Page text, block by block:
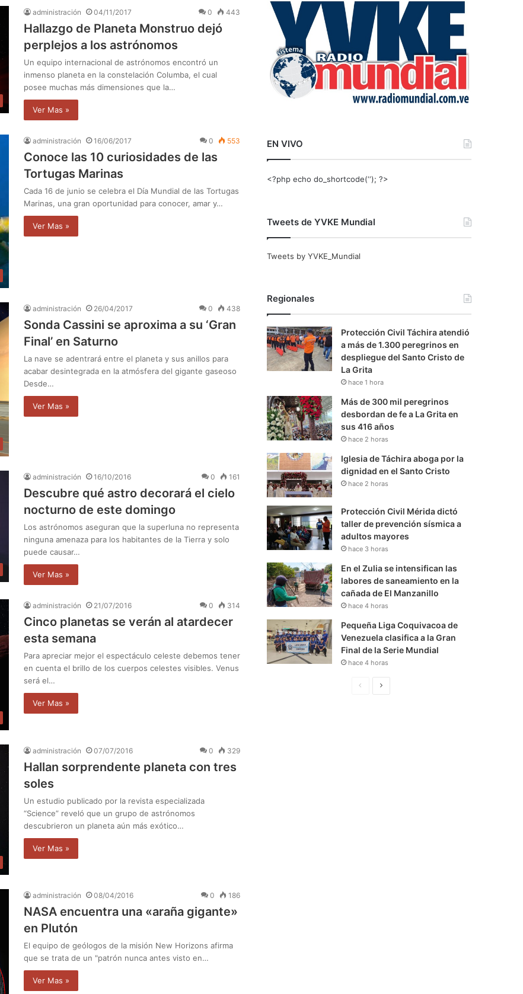
administración 04/11/2017 0 443
Hallazgo de Planeta Monstruo dejó
perplejos a los astrónomos
Un equipo internacional de astrónomos encontró un
inmenso planeta en la constelación Columba, el cual
posee muchas más dimensiones que la…
Ver Mas »
administración 16/06/2017 0 553
Conoce las 10 curiosidades de las
Tortugas Marinas
Cada 16 de junio se celebra el Día Mundial de las Tortugas
Marinas, una gran oportunidad para conocer, amar y…
Ver Mas »
administración 26/04/2017 0 438
Sonda Cassini se aproxima a su ‘Gran
Final’ en Saturno
La nave se adentrará entre el planeta y sus anillos para
acabar desintegrada en la atmósfera del gigante gaseoso
Desde…
Ver Mas »
administración 16/10/2016 0 161
Descubre qué astro decorará el cielo
nocturno de este domingo
Los astrónomos aseguran que la superluna no representa
ninguna amenaza para los habitantes de la Tierra y solo
puede causar…
Ver Mas »
administración 21/07/2016 0 314
Cinco planetas se verán al atardecer
esta semana
Para apreciar mejor el espectáculo celeste debemos tener
en cuenta el brillo de los cuerpos celestes visibles. Venus
será el…
Ver Mas »
administración 07/07/2016 0 329
Hallan sorprendente planeta con tres
soles
Un estudio publicado por la revista especializada
“Science” reveló que un grupo de astrónomos
descubrieron un planeta aún más exótico…
Ver Mas »
administración 08/04/2016 0 186
NASA encuentra una «araña gigante»
en Plutón
El equipo de geólogos de la misión New Horizons afirma
que se trata de un "patrón nunca antes visto en…
Ver Mas »
r
EN VIVO
<?php echo do_shortcode(‘‘); ?>
Tweets de YVKE Mundial
Tweets by YVKE_Mundial
Regionales
Protección Civil Táchira atendió
a más de 1.300 peregrinos en
despliegue del Santo Cristo de
La Grita
hace 1 hora
Más de 300 mil peregrinos
desbordan de fe a La Grita en
sus 416 años
hace 2 horas
Iglesia de Táchira aboga por la
dignidad en el Santo Cristo
hace 2 horas
Protección Civil Mérida dictó
taller de prevención sísmica a
adultos mayores
hace 3 horas
En el Zulia se intensifican las
labores de saneamiento en la
cañada de El Manzanillo
hace 4 horas
Pequeña Liga Coquivacoa de
Venezuela clasifica a la Gran
Final de la Serie Mundial
hace 4 horas
S